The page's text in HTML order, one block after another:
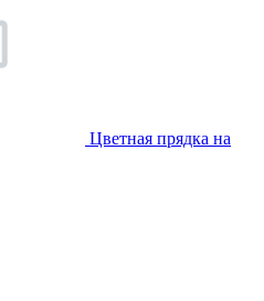
Цветная прядка на